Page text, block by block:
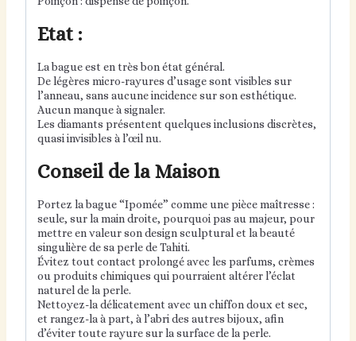
Etat :
La bague est en très bon état général.
De légères micro-rayures d’usage sont visibles sur
l’anneau, sans aucune incidence sur son esthétique.
Aucun manque à signaler.
Les diamants présentent quelques inclusions discrètes,
quasi invisibles à l’œil nu.
Conseil de la Maison
Portez la bague “Ipomée” comme une pièce maîtresse :
seule, sur la main droite, pourquoi pas au majeur, pour
mettre en valeur son design sculptural et la beauté
singulière de sa perle de Tahiti.
Évitez tout contact prolongé avec les parfums, crèmes
ou produits chimiques qui pourraient altérer l’éclat
naturel de la perle.
Nettoyez-la délicatement avec un chiffon doux et sec,
et rangez-la à part, à l’abri des autres bijoux, afin
d’éviter toute rayure sur la surface de la perle.